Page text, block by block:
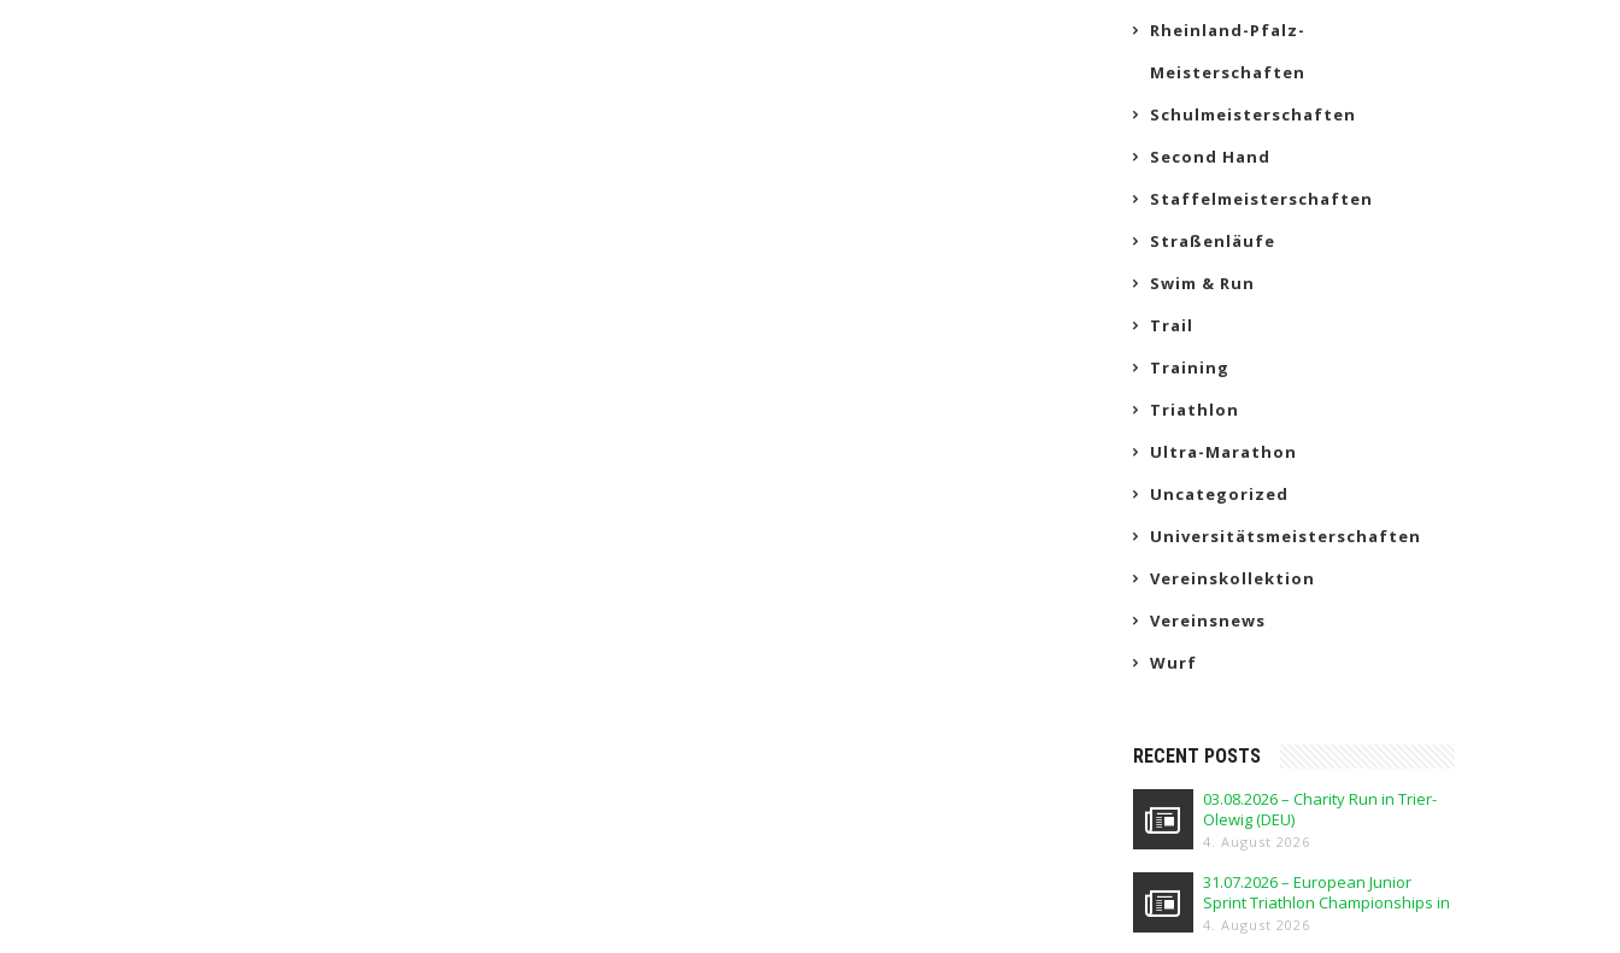
Rheinland-Pfalz-
Meisterschaften
Schulmeisterschaften
Second Hand
Staffelmeisterschaften
Straßenläufe
Swim & Run
Trail
Training
Triathlon
Ultra-Marathon
Uncategorized
Universitätsmeisterschaften
Vereinskollektion
Vereinsnews
Wurf
RECENT POSTS
03.08.2026 – Charity Run in Trier-
Olewig (DEU)
4. August 2026
31.07.2026 – European Junior
Sprint Triathlon Championships in
Elblag (POL)
4. August 2026